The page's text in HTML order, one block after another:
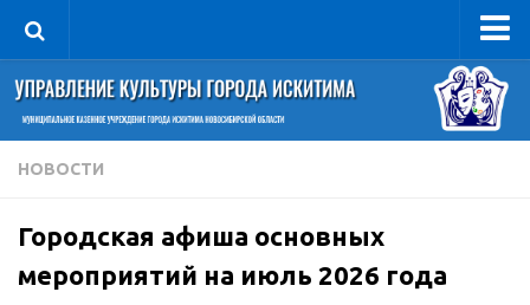
Управление
Руководитель
Сведения об организации
Книга почета культуры
Фотогалерея
НОВОСТИ
Городская афиша основных
мероприятий на июль 2026 года